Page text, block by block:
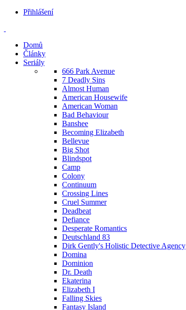
Přihlášení
Domů
Články
Seriály
666 Park Avenue
7 Deadly Sins
Almost Human
American Housewife
American Woman
Bad Behaviour
Banshee
Becoming Elizabeth
Bellevue
Big Shot
Blindspot
Camp
Colony
Continuum
Crossing Lines
Cruel Summer
Deadbeat
Defiance
Desperate Romantics
Deutschland 83
Dirk Gently's Holistic Detective Agency
Domina
Dominion
Dr. Death
Ekaterina
Elizabeth I
Falling Skies
Fantasy Island